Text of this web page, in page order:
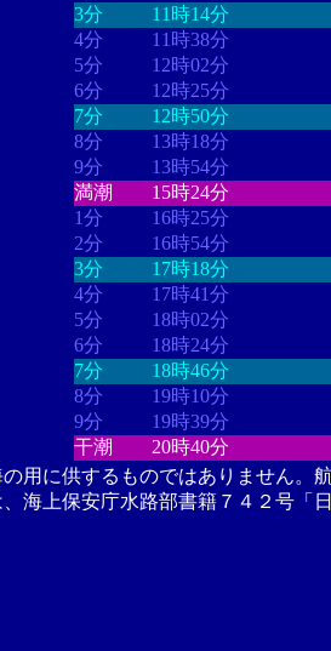
3分
11時14分
4分
11時38分
5分
12時02分
6分
12時25分
7分
12時50分
8分
13時18分
9分
13時54分
満潮
15時24分
1分
16時25分
2分
16時54分
3分
17時18分
4分
17時41分
5分
18時02分
6分
18時24分
7分
18時46分
8分
19時10分
9分
19時39分
干潮
20時40分
用に供するものではありません。
海上保安庁水路部書籍７４２号「